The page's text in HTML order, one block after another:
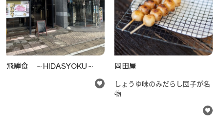
行きたいリスト
飛騨食 ～HIDASYOKU～ 岡田屋
しょうゆ味のみだらし団子が名
物